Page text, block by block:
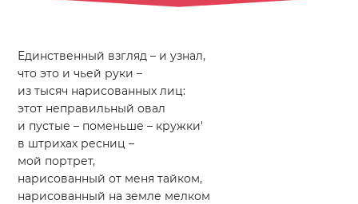
Единственный взгляд – и узнал,
что это и чьей руки –
из тысяч нарисованных лиц:
этот неправильный овал
и пустые – поменьше – кружки'
в штрихах ресниц –
мой портрет,
нарисованный от меня тайком,
нарисованный на земле мелком
МЕСТА